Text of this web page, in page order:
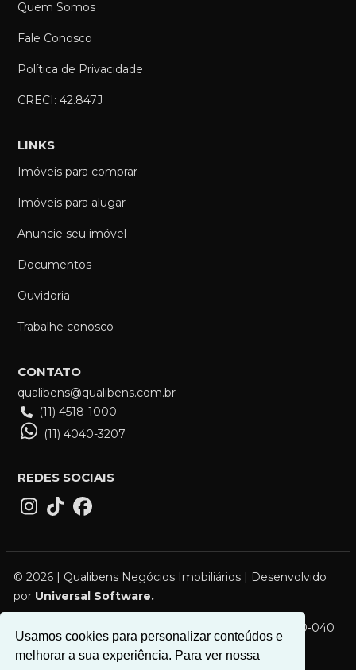
Usamos cookies para personalizar conteúdos e
melhorar a sua experiência. Para ver nossa
Quem Somos
Fale Conosco
Política de Privacidade
CRECI: 42.847J
LINKS
Imóveis para comprar
Imóveis para alugar
Anuncie seu imóvel
Documentos
Ouvidoria
Trabalhe conosco
CONTATO
qualibens@qualibens.com.br
(11) 4518-1000
(11) 4040-3207
REDES SOCIAIS
© 2026 | Qualibens Negócios Imobiliários | Desenvolvido
por Universal Software.
R. Campos Sales, 119 - Vila Bocaina, Mauá - SP, 09310-040